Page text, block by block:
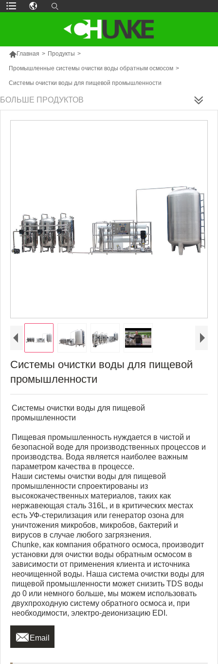
Главная > Продукты >
Промышленные системы очистки воды обратным осмосом >
Системы очистки воды для пищевой промышленности
БОЛЬШЕ ПРОДУКТОВ
Системы очистки воды для пищевой
промышленности
Системы очистки воды для пищевой
промышленности
Пищевая промышленность нуждается в чистой и
безопасной воде для производственных процессов и
производства. Вода является наиболее важным
параметром качества в процессе.
Наши системы очистки воды для пищевой
промышленности спроектированы из
высококачественных материалов, таких как
нержавеющая сталь 316L, и в критических местах
есть УФ-стерилизация или генератор озона для
уничтожения микробов, микробов, бактерий и
вирусов в случае любого загрязнения.
Chunke, как компания обратного осмоса, производит
установки для очистки воды обратным осмосом в
зависимости от применения клиента и источника
неочищенной воды. Наша система очистки воды для
пищевой промышленности может снизить TDS воды
до 0 или немного больше, мы можем использовать
двухпроходную систему обратного осмоса и, при
необходимости, электро-деионизацию EDI.
 Email